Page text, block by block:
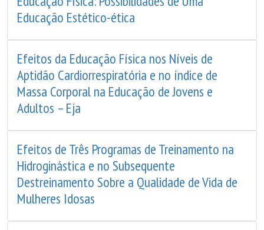
Educação Estético-ética
Efeitos da Educação Física nos Níveis de
Aptidão Cardiorrespiratória e no índice de
Massa Corporal na Educação de Jovens e
Adultos – Eja
Efeitos de Três Programas de Treinamento na
Hidroginástica e no Subsequente
Destreinamento Sobre a Qualidade de Vida de
Mulheres Idosas